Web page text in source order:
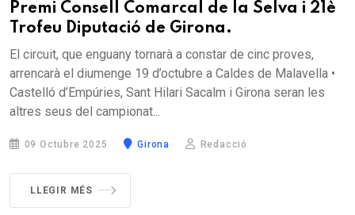
Premi Consell Comarcal de la Selva i 21è
Trofeu Diputació de Girona.
El circuit, que enguany tornarà a constar de cinc proves,
arrencarà el diumenge 19 d’octubre a Caldes de Malavella •
Castelló d’Empúries, Sant Hilari Sacalm i Girona seran les
altres seus del campionat...
09 Octubre 2025 Girona Redacció
LLEGIR MÉS